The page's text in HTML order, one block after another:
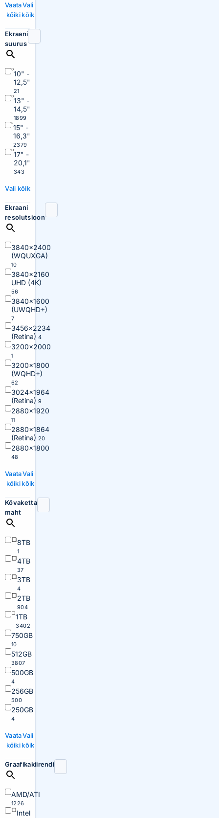
Vaata
kõiki
Vali
kõik
Ekraani
suurus
10" -
12,5"
21
13" -
14,5"
1899
15" -
16,3"
2379
17" -
20,1"
343
Vali kõik
Ekraani
resolutsioon
3840×2400
(WQUXGA)
10
3840×2160
UHD (4K)
56
3840×1600
(UWQHD+)
7
3456×2234
(Retina) 4
3200×2000
1
3200×1800
(WQHD+)
62
3024×1964
(Retina) 9
2880×1920
11
2880×1864
(Retina) 20
2880×1800
48
Vaata
kõiki
Vali
kõik
Kõvaketta
maht
8TB
1
4TB
37
3TB
4
2TB
904
1TB
3402
750GB
10
512GB
3807
500GB
4
256GB
500
250GB
4
Vaata
kõiki
Vali
kõik
Graafikakiirendi
AMD/ATI
1226
Intel